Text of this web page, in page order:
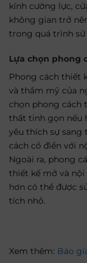
kính cường lực,
không gian trở
trong quá trình sử
Lựa chọn phong
Phong cách thiết
và thẩm mỹ của
chọn phong cách
thất tinh gọn nếu
yêu thích sự sang
cách cổ điển với
Ngoài ra, phong
thiết kế mở và
hơn có thể được
tích nhỏ.
Xem thêm: Báo